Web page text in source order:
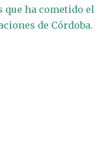
que ha cometido el
de Córdoba.